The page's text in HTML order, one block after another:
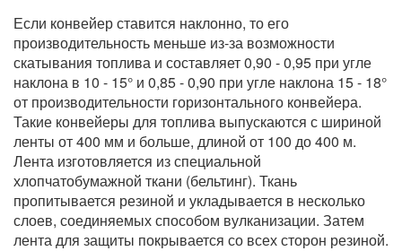
Если конвейер ставится наклонно, то его
производительность меньше из-за возможности
скатывания топлива и составляет 0,90 - 0,95 при угле
наклона в 10 - 15° и 0,85 - 0,90 при угле наклона 15 - 18°
от производительности горизонтального конвейера.
Такие конвейеры для топлива выпускаются с шириной
ленты от 400 мм и больше, длиной от 100 до 400 м.
Лента изготовляется из специальной
хлопчатобумажной ткани (бельтинг). Ткань
пропитывается резиной и укладывается в несколько
слоев, соединяемых способом вулканизации. Затем
лента для защиты покрывается со всех сторон резиной.